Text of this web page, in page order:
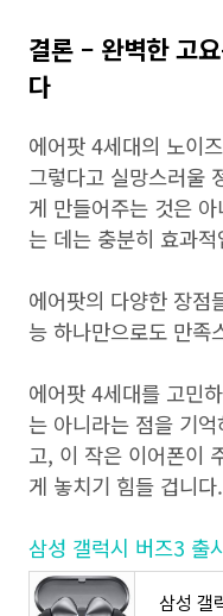
결론 – 완벽한 고
다
에어팟 4세대의 노이
그렇다고 실망스러울
게 만들어주는 것은
는 데는 충분히 효과적
에어팟의 다양한 장점
능 하나만으로도 만족
에어팟 4세대를 고민
는 아니라는 점을 기
고, 이 작은 이어폰이
게 놓치기 힘들 겁니다.
삼성 갤럭시 버즈3 출